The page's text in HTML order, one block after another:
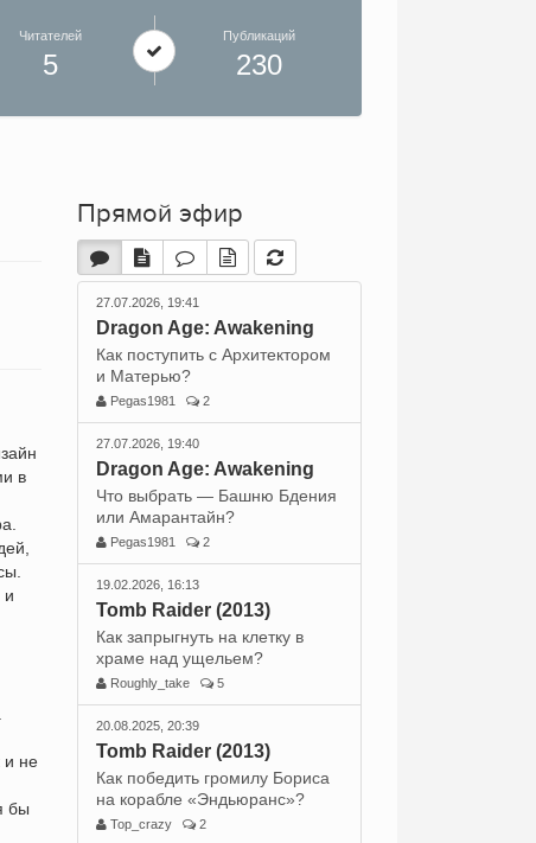
Читателей
5
Публикаций
230
в
и
и не
бы
Прямой эфир
27.07.2026, 19:41
Dragon Age: Awakening
Как поступить с Архитектором
и Матерью?
Pegas1981 2
27.07.2026, 19:40
Dragon Age: Awakening
Что выбрать — Башню Бдения
или Амарантайн?
Pegas1981 2
19.02.2026, 16:13
Tomb Raider (2013)
Как запрыгнуть на клетку в
храме над ущельем?
Roughly_take 5
20.08.2025, 20:39
Tomb Raider (2013)
Как победить громилу Бориса
на корабле «Эндьюранс»?
Top_crazy 2